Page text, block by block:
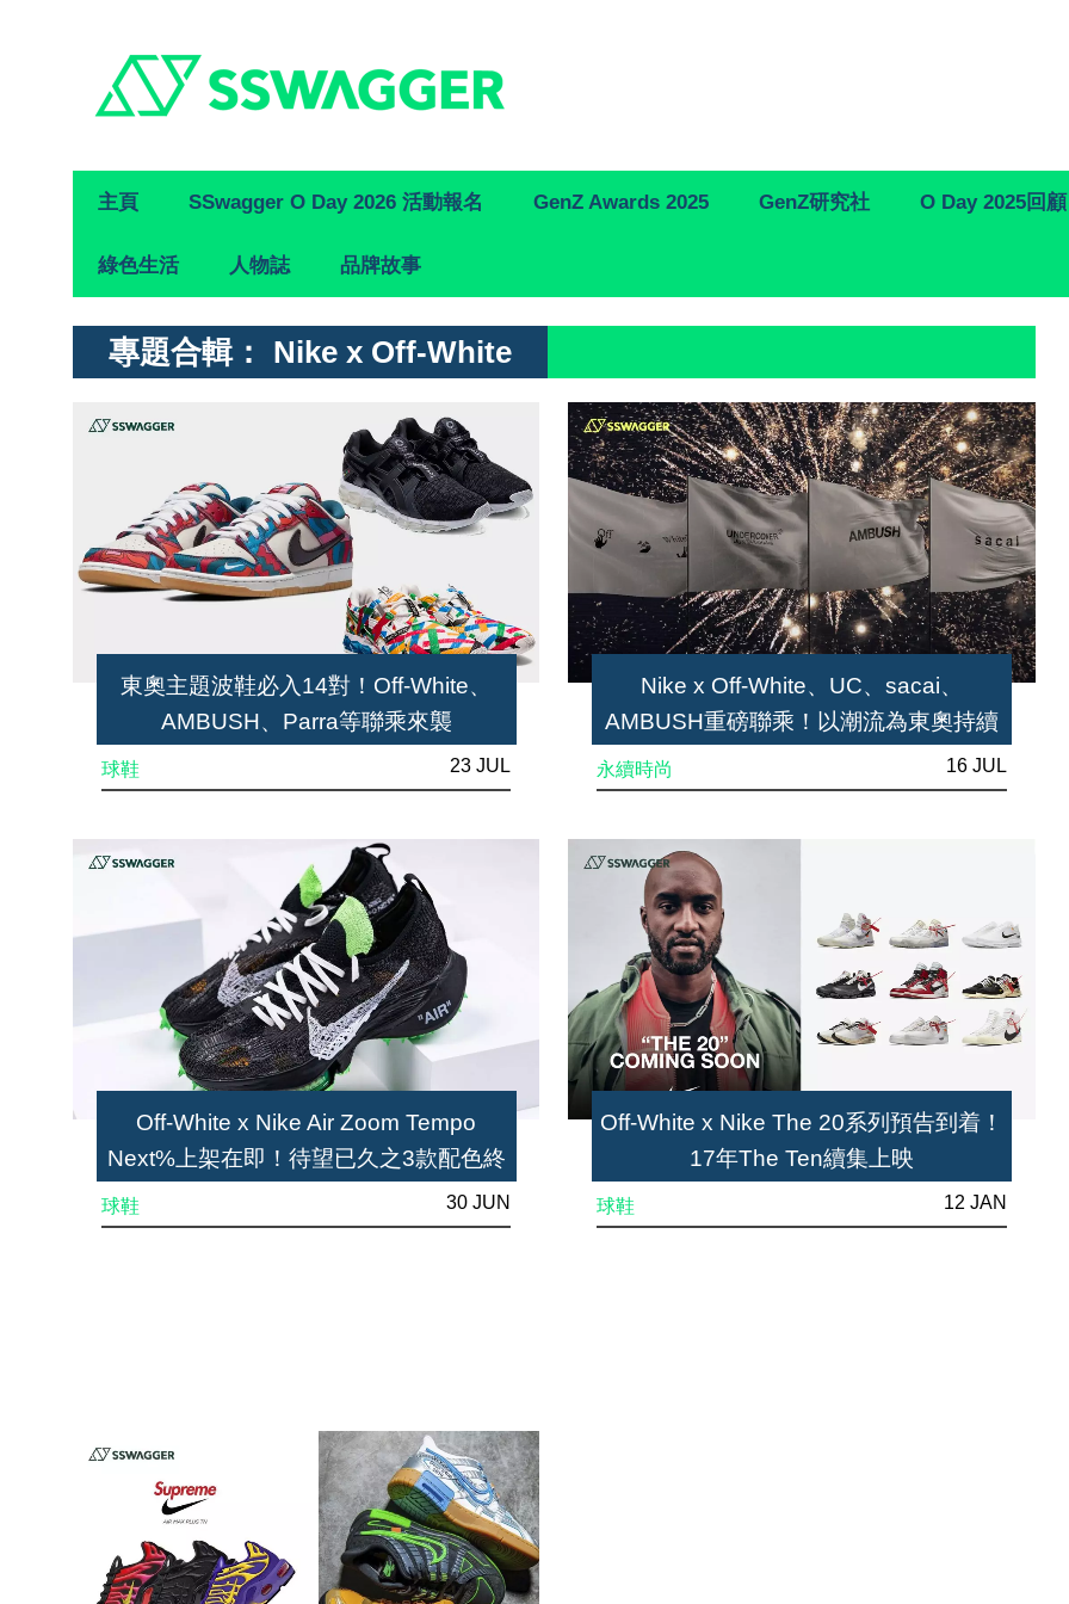
Primary
Navigation
主頁 SSwagger O Day 2026 活動報名 GenZ Awards 2025 GenZ研究社 O Day 2025回顧
綠色生活 人物誌 品牌故事
專題合輯： Nike x Off-White
東奧主題波鞋必入14對！Off-White、
AMBUSH、Parra等聯乘來襲
球鞋 23 JUL
Off-White x Nike Air Zoom Tempo
Next%上架在即！待望已久之3款配色終
球鞋 30 JUN
Nike x Off-White、UC、sacai、
AMBUSH重磅聯乘！以潮流為東奧持續
永續時尚 16 JUL
Off-White x Nike The 20系列預告到着！
17年The Ten續集上映
球鞋 12 JAN